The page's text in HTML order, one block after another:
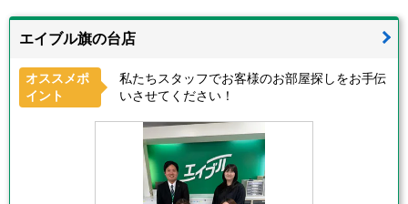
エイブル旗の台店
オススメポ
イント
私たちスタッフでお客様のお部屋探しをお手伝
いさせてください！